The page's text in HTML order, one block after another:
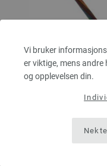
Vi bruker
er viktige, mens andre
og opplevelsen din.
Nekte
Rundpinne
LANA GROSSA